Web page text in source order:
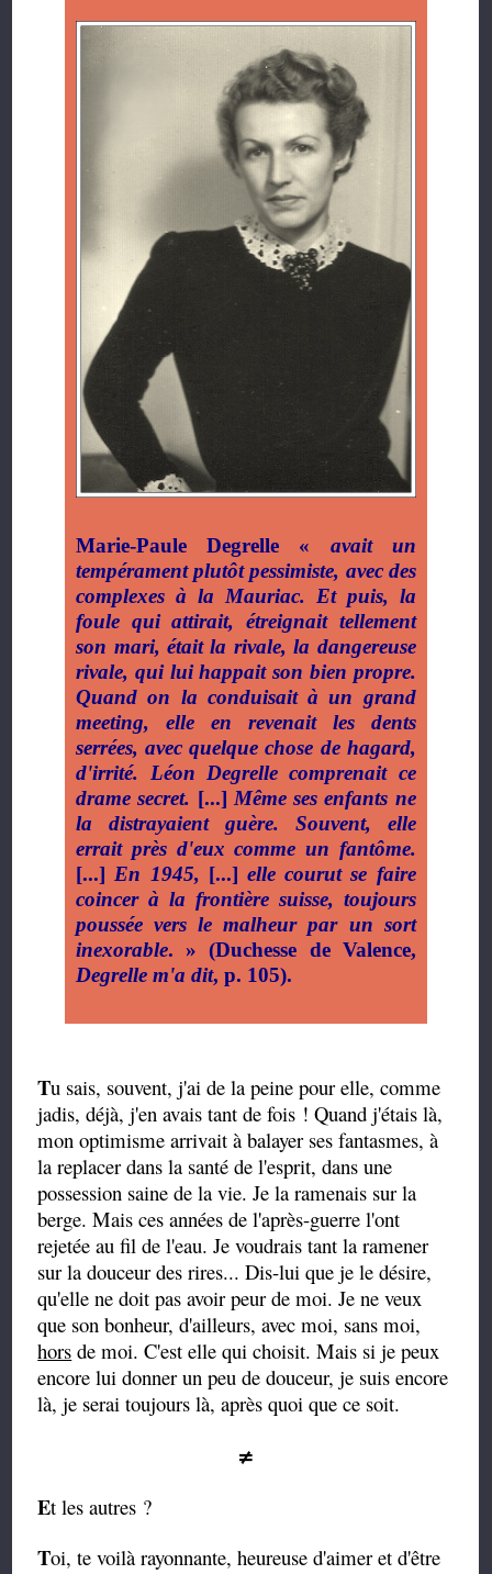
Marie-Paule Degrelle « avait un
tempérament plutôt pessimiste, avec des
complexes à la Mauriac. Et puis, la
foule qui attirait, étreignait tellement
son mari, était la rivale, la dangereuse
rivale, qui lui happait son bien propre.
Quand on la conduisait à un grand
meeting, elle en revenait les dents
serrées, avec quelque chose de hagard,
d'irrité. Léon Degrelle comprenait ce
drame secret. [...] Même ses enfants ne
la distrayaient guère. Souvent, elle
errait près d'eux comme un fantôme.
[...] En 1945, [...]elle courut se faire
coincer à la frontière suisse, toujours
poussée vers le malheur par un sort
inexorable. » (Duchesse de Valence,
Degrelle m'a dit, p. 105).
Tu sais, souvent, j'ai de la peine pour elle, comme
jadis, déjà, j'en avais tant de fois ! Quand j'étais là,
mon optimisme arrivait à balayer ses fantasmes, à
la replacer dans la santé de l'esprit, dans une
possession saine de la vie. Je la ramenais sur la
berge. Mais ces années de l'après-guerre l'ont
rejetée au fil de l'eau. Je voudrais tant la ramener
sur la douceur des rires... Dis-lui que je le désire,
qu'elle ne doit pas avoir peur de moi. Je ne veux
que son bonheur, d'ailleurs, avec moi, sans moi,
hors de moi. C'est elle qui choisit. Mais si je peux
encore lui donner un peu de douceur, je suis encore
là, je serai toujours là, après quoi que ce soit.
≠
Et les autres ?
Toi, te voilà rayonnante, heureuse d'aimer et d'être